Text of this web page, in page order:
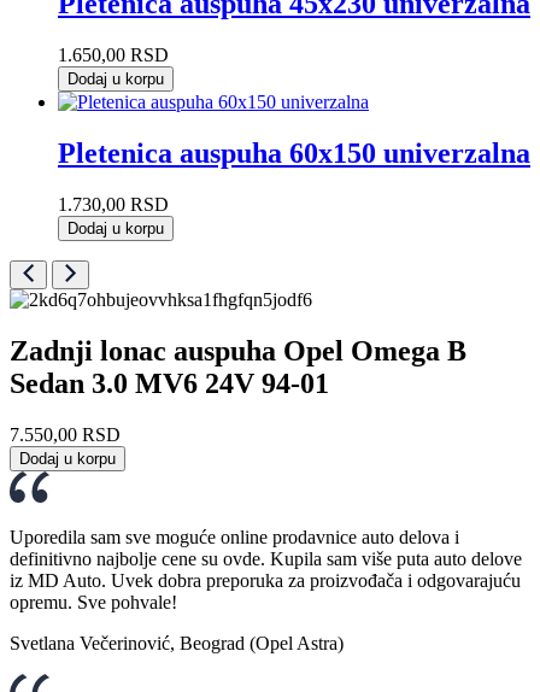
1.650,00 RSD
Dodaj u korpu
Pletenica auspuha 60x150 univerzalna
1.730,00 RSD
Dodaj u korpu
Zadnji lonac auspuha Opel Omega B
Sedan 3.0 MV6 24V 94-01
7.550,00 RSD
Dodaj u korpu
Uporedila sam sve moguće online prodavnice auto delova i
definitivno najbolje cene su ovde. Kupila sam više puta auto delove
iz MD Auto. Uvek dobra preporuka za proizvođača i odgovarajuću
opremu. Sve pohvale!
Svetlana Večerinović, Beograd (Opel Astra)